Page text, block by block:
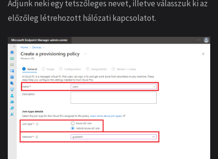
Adjunk neki egy tetszőleges nevet, illetve válasszuk ki az
előzőleg létrehozott hálózati kapcsolatot.